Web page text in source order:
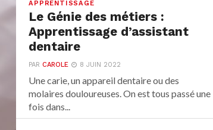
APPRENTISSAGE
Le Génie des métiers :
Apprentissage d’assistant
dentaire
PARCAROLE 8 JUIN 2022
Une carie, un appareil dentaire ou des
molaires douloureuses. On est tous passé une
fois dans...